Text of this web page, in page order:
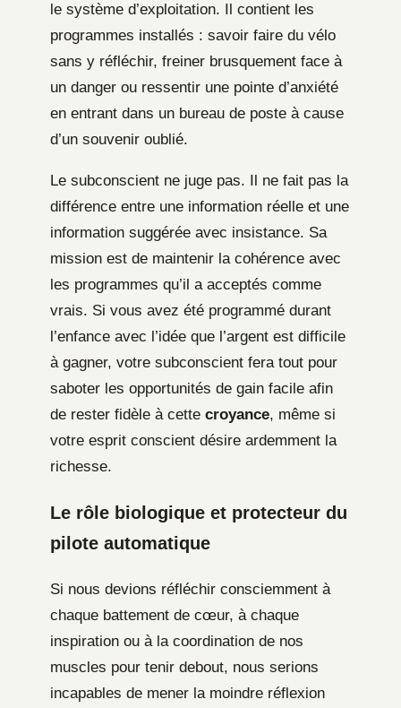
le système d’exploitation. Il contient les
programmes installés : savoir faire du vélo
sans y réfléchir, freiner brusquement face à
un danger ou ressentir une pointe d’anxiété
en entrant dans un bureau de poste à cause
d’un souvenir oublié.
Le subconscient ne juge pas. Il ne fait pas la
différence entre une information réelle et une
information suggérée avec insistance. Sa
mission est de maintenir la cohérence avec
les programmes qu’il a acceptés comme
vrais. Si vous avez été programmé durant
l’enfance avec l’idée que l’argent est difficile
à gagner, votre subconscient fera tout pour
saboter les opportunités de gain facile afin
de rester fidèle à cette croyance, même si
votre esprit conscient désire ardemment la
richesse.
Le rôle biologique et protecteur du
pilote automatique
Si nous devions réfléchir consciemment à
chaque battement de cœur, à chaque
inspiration ou à la coordination de nos
muscles pour tenir debout, nous serions
incapables de mener la moindre réflexion